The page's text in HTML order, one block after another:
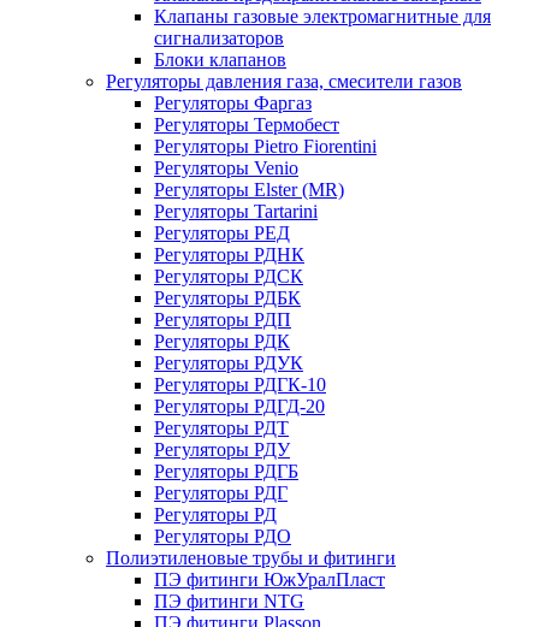
Клапаны газовые электромагнитные для
сигнализаторов
Блоки клапанов
Регуляторы давления газа, смесители газов
Регуляторы Фаргаз
Регуляторы Термобест
Регуляторы Pietro Fiorentini
Регуляторы Venio
Регуляторы Elster (MR)
Регуляторы Tartarini
Регуляторы РЕД
Регуляторы РДНК
Регуляторы РДСК
Регуляторы РДБК
Регуляторы РДП
Регуляторы РДК
Регуляторы РДУК
Регуляторы РДГК-10
Регуляторы РДГД-20
Регуляторы РДТ
Регуляторы РДУ
Регуляторы РДГБ
Регуляторы РДГ
Регуляторы РД
Регуляторы РДО
Полиэтиленовые трубы и фитинги
ПЭ фитинги ЮжУралПласт
ПЭ фитинги NTG
ПЭ фитинги Plasson